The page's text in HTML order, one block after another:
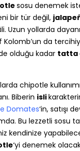
sosu denemek
bir tür değil,
Uzun yollarda
Kolomb’un da
olduğu kadar tatta
chipotle
Biberin isli
Domates‘in, satışı
Bu lezzetli sosu
kendinize
‘yi denemek